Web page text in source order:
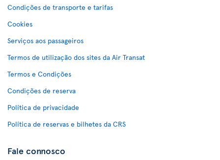
Condições de transporte e tarifas
Cookies
Serviços aos passageiros
Termos de utilização dos sites da Air Transat
Termos e Condições
Condições de reserva
Política de privacidade
Política de reservas e bilhetes da CRS
Fale connosco